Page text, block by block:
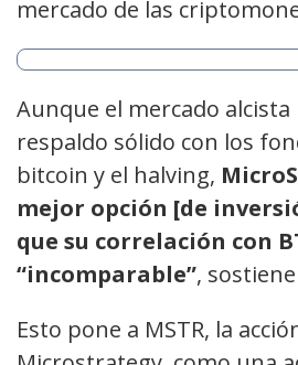
mercado de las
Aunque el mercado
respaldo sólido con los
bitcoin y el halving,
mejor opción [de
que su correlación con
“incomparable”,
Esto pone a MSTR, la